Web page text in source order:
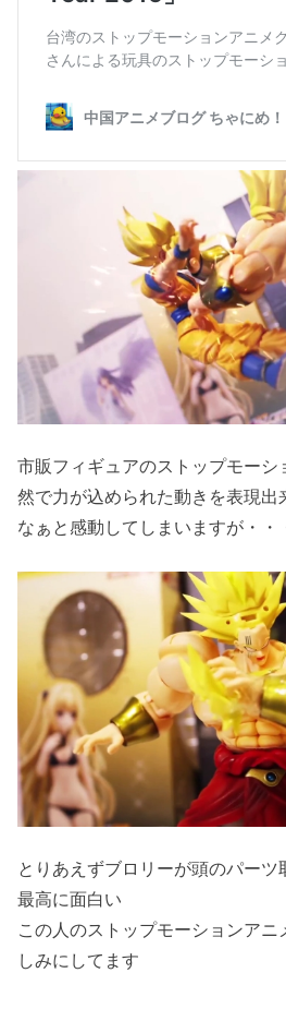
市販フィギュアのストップモーシ
然で力が込められた動きを表現出
なぁと感動してしまいますが・・
とりあえずブロリーが頭のパー
最高に面白い
この人のストップモーションアニ
しみにしてます